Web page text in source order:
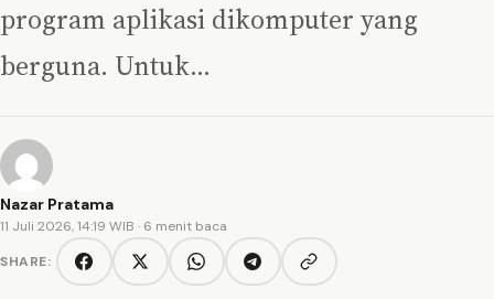
program aplikasi dikomputer yang
berguna. Untuk…
Nazar Pratama
11 Juli 2026, 14:19 WIB · 6 menit baca
SHARE:
FacebookTwitter/XWhatsAppTelegramCopy link